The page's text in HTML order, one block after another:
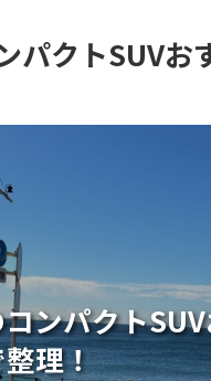
パクトSUVお
ンパクト
理！